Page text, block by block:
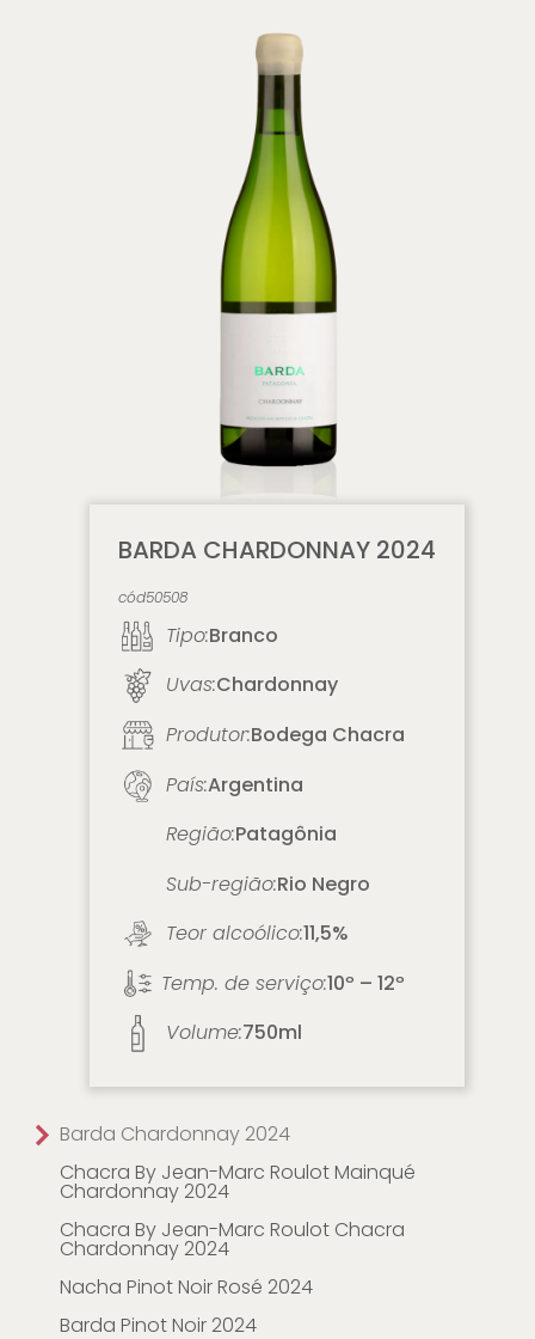
Barda Chardonnay 2024
Chacra By Jean-Marc Roulot Mainqué
Chardonnay 2024
Chacra By Jean-Marc Roulot Chacra
Chardonnay 2024
Nacha Pinot Noir Rosé 2024
Barda Pinot Noir 2024
BARDA CHARDONNAY 2024
cód50508
Tipo:Branco
Uvas:Chardonnay
Produtor:Bodega Chacra
País:Argentina
Região:Patagônia
Sub-região:Rio Negro
Teor alcoólico:11,5%
Temp. de serviço:10º – 12º
Volume:750ml